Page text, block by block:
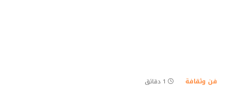
فن وثقافة 1 دقائق